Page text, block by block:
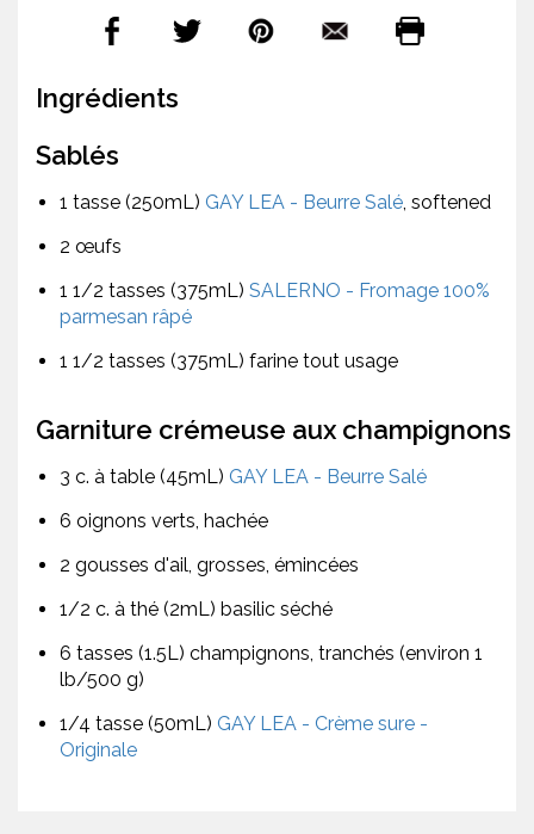
Ingrédients
Sablés
1 tasse (250mL) GAY LEA - Beurre Salé, softened
2 œufs
1 1/2 tasses (375mL) SALERNO - Fromage 100%
parmesan râpé
1 1/2 tasses (375mL) farine tout usage
Garniture crémeuse aux champignons
3 c. à table (45mL) GAY LEA - Beurre Salé
6 oignons verts, hachée
2 gousses d'ail, grosses, émincées
1/2 c. à thé (2mL) basilic séché
6 tasses (1.5L) champignons, tranchés (environ 1
lb/500 g)
1/4 tasse (50mL) GAY LEA - Crème sure -
Originale